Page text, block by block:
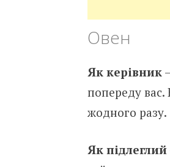
Овен
Як керівник
попереду вас.
жодного разу.
Як підлеглий